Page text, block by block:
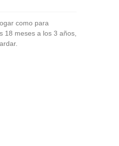
como para
18 meses a los 3 años,